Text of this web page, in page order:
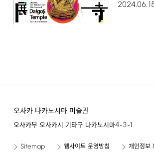
오사카 나카노시마 미술관
오사카부 오사카시 기타구 나카노시마4-3-1
Sitemap 웹사이트 운영방침 개인정보